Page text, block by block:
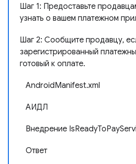
Шаг 1: Предоставьте
узнать о вашем платежном
Шаг 2: Сообщите продавцу,
зарегистрированный
готовый к оплате.
AndroidManifest.xml
АИДЛ
Внедрение
Ответ